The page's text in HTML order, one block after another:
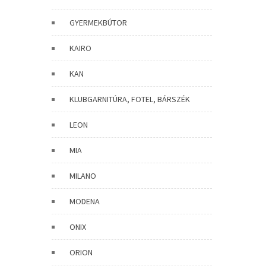
GYERMEKBÚTOR
KAIRO
KAN
KLUBGARNITÚRA, FOTEL, BÁRSZÉK
LEON
MIA
MILANO
MODENA
ONIX
ORION